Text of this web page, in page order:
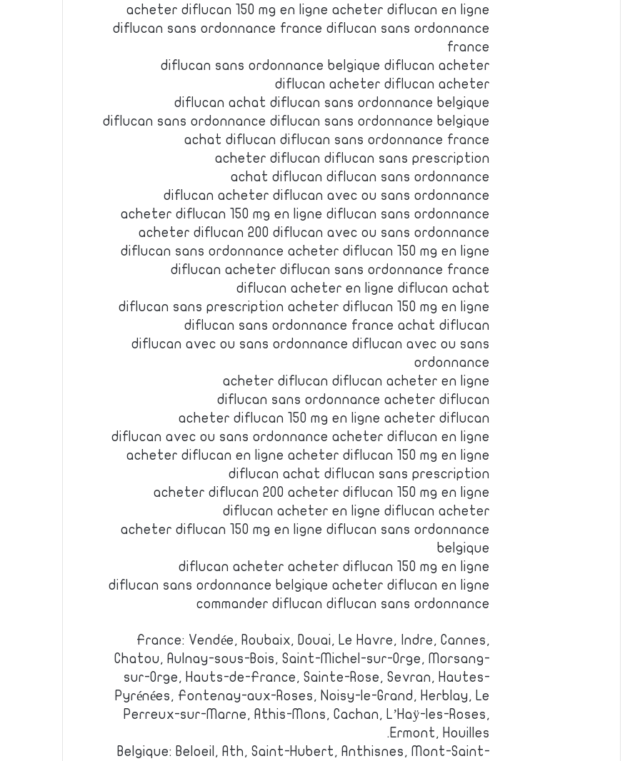
acheter diflucan 150 mg en ligne acheter diflucan en ligne
diflucan sans ordonnance france diflucan sans ordonnance
france
diflucan sans ordonnance belgique diflucan acheter
diflucan acheter diflucan acheter
diflucan achat diflucan sans ordonnance belgique
diflucan sans ordonnance diflucan sans ordonnance belgique
achat diflucan diflucan sans ordonnance france
acheter diflucan diflucan sans prescription
achat diflucan diflucan sans ordonnance
diflucan acheter diflucan avec ou sans ordonnance
acheter diflucan 150 mg en ligne diflucan sans ordonnance
acheter diflucan 200 diflucan avec ou sans ordonnance
diflucan sans ordonnance acheter diflucan 150 mg en ligne
diflucan acheter diflucan sans ordonnance france
diflucan acheter en ligne diflucan achat
diflucan sans prescription acheter diflucan 150 mg en ligne
diflucan sans ordonnance france achat diflucan
diflucan avec ou sans ordonnance diflucan avec ou sans
ordonnance
acheter diflucan diflucan acheter en ligne
diflucan sans ordonnance acheter diflucan
acheter diflucan 150 mg en ligne acheter diflucan
diflucan avec ou sans ordonnance acheter diflucan en ligne
acheter diflucan en ligne acheter diflucan 150 mg en ligne
diflucan achat diflucan sans prescription
acheter diflucan 200 acheter diflucan 150 mg en ligne
diflucan acheter en ligne diflucan acheter
acheter diflucan 150 mg en ligne diflucan sans ordonnance
belgique
diflucan acheter acheter diflucan 150 mg en ligne
diflucan sans ordonnance belgique acheter diflucan en ligne
commander diflucan diflucan sans ordonnance
France: Vendée, Roubaix, Douai, Le Havre, Indre, Cannes,
Chatou, Aulnay-sous-Bois, Saint-Michel-sur-Orge, Morsang-
sur-Orge, Hauts-de-France, Sainte-Rose, Sevran, Hautes-
Pyrénées, Fontenay-aux-Roses, Noisy-le-Grand, Herblay, Le
Perreux-sur-Marne, Athis-Mons, Cachan, L’Haÿ-les-Roses,
Ermont, Houilles.
Belgique: Beloeil, Ath, Saint-Hubert, Anthisnes, Mont-Saint-